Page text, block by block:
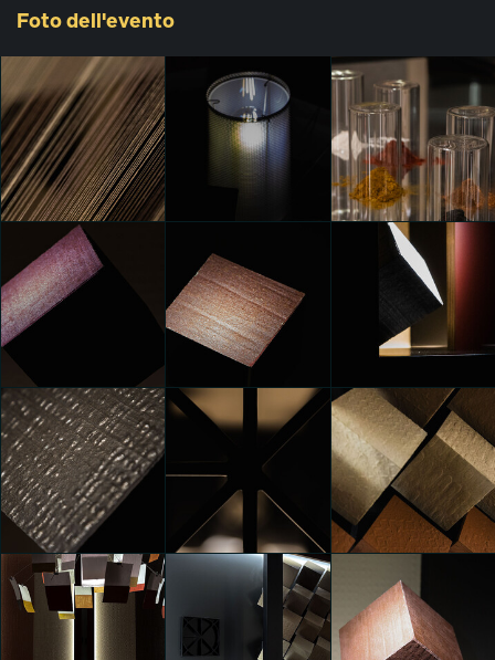
Foto dell'evento
Architextures:
Nexion Texture
Atelier
Celia Griffa
Architextures:
Nexion Texture
Atelier
Celia Griffa
Architextures:
Nexion Texture
Atelier
Architextures:
Nexion Texture
Atelier
Celia Griffa
Architextures:
Nexion Texture
Atelier
Celia Griffa
Architextures:
Nexion Texture
Atelier
Celia Griffa
Nexion Texture
Architextures:
Nexion Texture